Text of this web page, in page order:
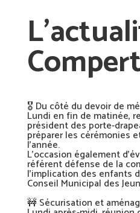
🎖️ Du côté du devoir de
Lundi en fin de matinée,
président des porte-
préparer les cérémonies
l’année.
L’occasion également
référent défense de la
l’implication des enfants
Conseil Municipal des
🚧 Sécurisation et